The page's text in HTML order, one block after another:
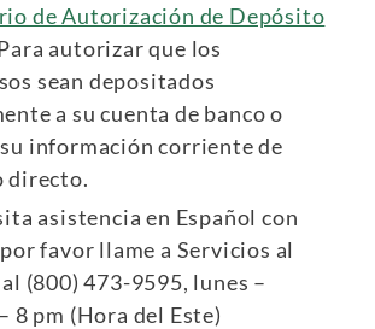
de Autorización de Depósito
autorizar que los
sean depositados
a su cuenta de banco o
información corriente de
directo.
asistencia en Español con
favor llame a Servicios al
(800) 473-9595, lunes –
8 pm (Hora del Este)